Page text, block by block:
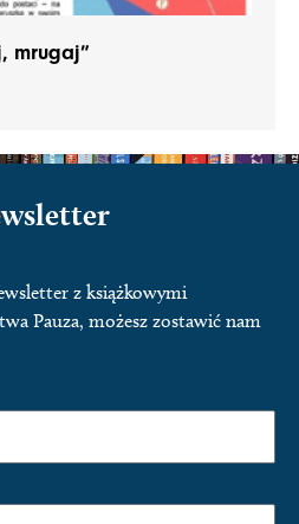
mrugaj”
z książkowymi
Pauza, możesz zostawić nam